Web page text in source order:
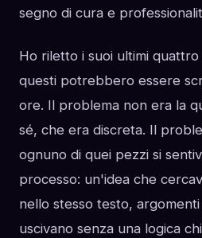
segno di cura e
Ho riletto i suoi ultimi
questi potrebbero essere
ore. Il problema non era la
sé, che era discreta. Il
ognuno di quei pezzi si
processo: un'idea che
nello stesso testo,
uscivano senza una logica